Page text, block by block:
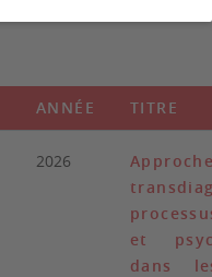
ANNÉE TITRE
2026
et
dans